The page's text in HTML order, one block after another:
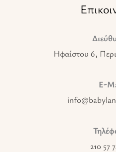
Ηφαίστου 6,
E-
210 57